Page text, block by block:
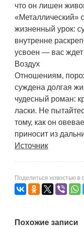
что он лишен
«Металлический»
жизненный урок:
внутренне
усвоен — вас ждет
Воздух
Отношениям,
суждена долгая
чудесный роман:
ласки. Не
тому, как он
приносит из
Источник
Поделиться новостью в
Похожие записи